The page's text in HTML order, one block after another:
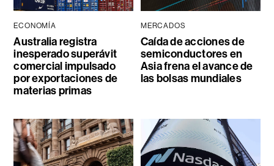
ECONOMÍA
Australia registra
inesperado superávit
comercial impulsado
por exportaciones de
materias primas
MERCADOS
Caída de acciones de
semiconductores en
Asia frena el avance de
las bolsas mundiales